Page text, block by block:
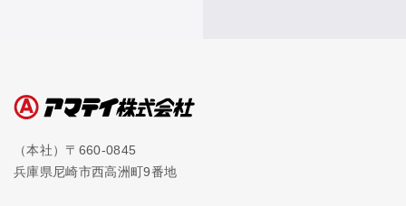
（本社）〒660-0845
兵庫県尼崎市西高洲町9番地